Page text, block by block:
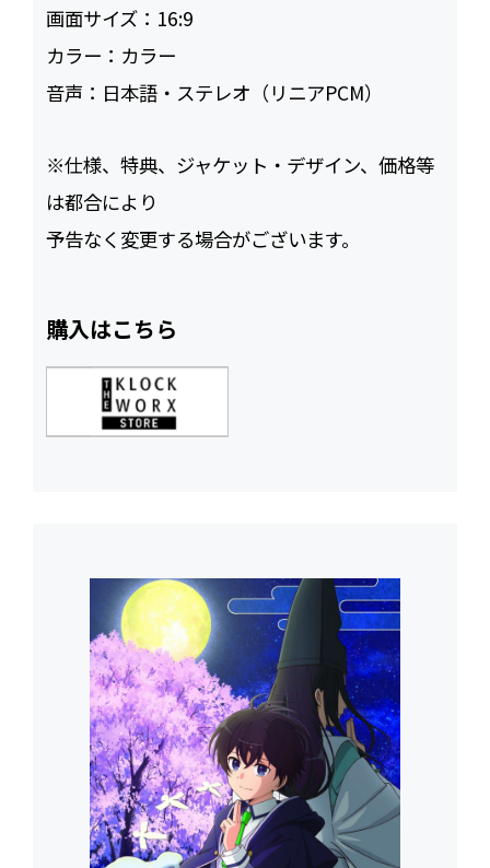
画面サイズ： 16:9
カラー： カラー
音声： 日本語・ステレオ（リニアPCM）
※仕様、特典、ジャケット・デザイン、価格等
は都合により
予告なく変更する場合がございます。
購入はこちら